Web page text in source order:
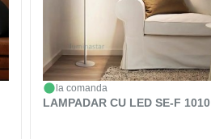
la comanda
LAMPADAR CU LED SE-F 1010